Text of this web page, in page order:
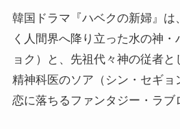
韓国ドラマ『ハベクの新婦』は
く人間界へ降り立った水の神・
ョク）と、先祖代々神の従者
精神科医のソア（シン・セギョ
恋に落ちるファンタジー・ラブ